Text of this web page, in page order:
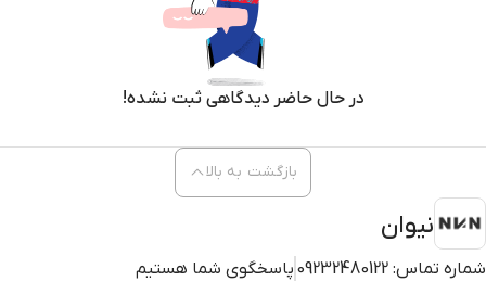
در حال حاضر دیدگاهی ثبت نشده!
نیوان
شماره تماس: 09232480122 پاسخگوی شما هستیم
بازگشت به بالا